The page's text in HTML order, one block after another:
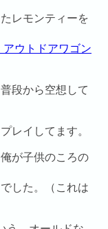
レモンティーを
アウトドアワゴン
段から空想して
レイしてます。
が子供のころの
した。（これは